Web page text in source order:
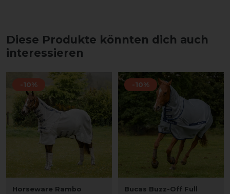
Diese Produkte könnten dich auch
interessieren
-10%
Horseware Rambo
-10%
Bucas Buzz-Off Full